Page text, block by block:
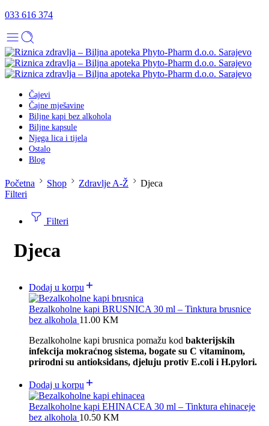
033 616 374
Čajevi
Čajne mješavine
Biljne kapi bez alkohola
Biljne kapsule
Njega lica i tijela
Ostalo
Blog
Početna Shop Zdravlje A-Ž
Djeca
Filteri
Filteri
Djeca
Dodaj u korpu
Bezalkoholne kapi BRUSNICA 30 ml – Tinktura brusnice
bez alkohola 11.00 KM
Bezalkoholne kapi brusnica pomažu kod bakterijskih
infekcija mokraćnog sistema, bogate su C vitaminom,
prirodni su antioksidans, djeluju protiv E.coli i H.pylori.
Dodaj u korpu
Bezalkoholne kapi EHINACEA 30 ml – Tinktura ehinaceje
bez alkohola 10.50 KM